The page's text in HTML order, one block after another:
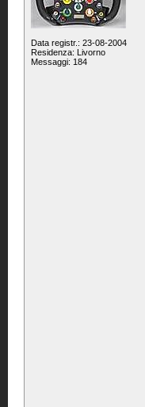
Data registr.: 23-08-2004
Residenza: Livorno
Messaggi: 184